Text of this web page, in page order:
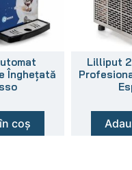
Înghețată
coș
Lilliput